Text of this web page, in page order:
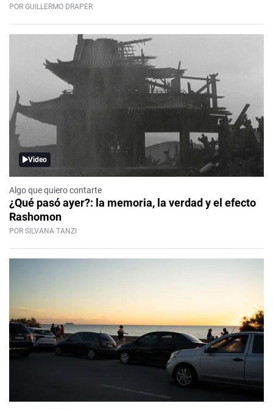
POR GUILLERMO DRAPER
Video
Algo que quiero contarte
¿Qué pasó ayer?: la memoria, la verdad y el efecto
Rashomon
POR SILVANA TANZI